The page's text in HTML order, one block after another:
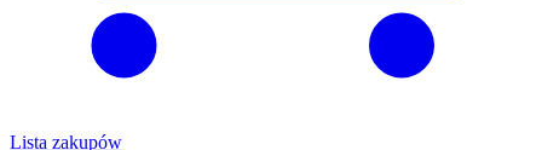
Lista zakupów